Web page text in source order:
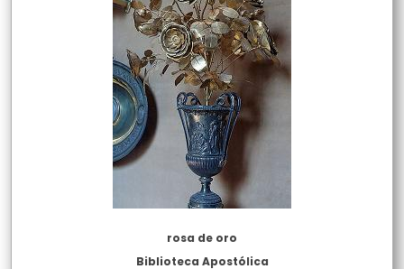
rosa de oro
Biblioteca Apostólica